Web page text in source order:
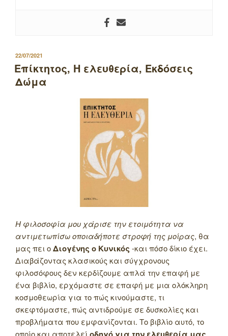
ΔΗΜΟΣΙΕΥΤΗΚΕ
ΣΤΙΣ
22/07/2021
Επίκτητος, Η ελευθερία, Εκδόσεις
Δώμα
Η φιλοσοφία μου χάρισε την ετοιμότητα να
αντιμετωπίσω οποιαδήποτε στροφή της μοίρας, θα
μας πει οΔιογένης ο Κυνικός -και πόσο δίκιο έχει.
Διαβάζοντας κλασικούς και σύγχρονους
φιλοσόφους δεν κερδίζουμε απλά την επαφή με
ένα βιβλίο, ερχόμαστε σε επαφή με μια ολόκληρη
κοσμοθεωρία για το πώς κινούμαστε, τι
σκεφτόμαστε, πώς αντιδρούμε σε δυσκολίες και
προβλήματα που εμφανίζονται. Το βιβλίο αυτό, το